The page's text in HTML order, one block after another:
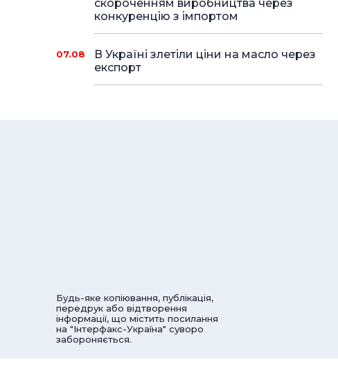
скороченням виробництва через
конкуренцію з імпортом
07.08
В Україні злетіли ціни на масло через
експорт
Будь-яке копіювання, публікація,
передрук або відтворення
інформації, що містить посилання
на "Інтерфакс-Україна" суворо
забороняється.